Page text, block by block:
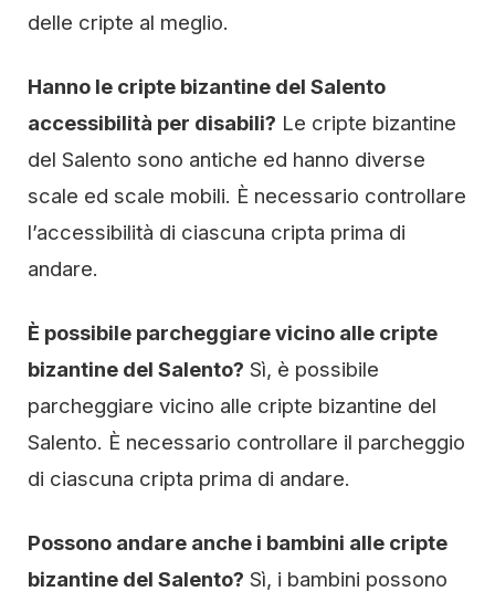
delle cripte al meglio.
Hanno le cripte bizantine del Salento
accessibilità per disabili? Le cripte bizantine
del Salento sono antiche ed hanno diverse
scale ed scale mobili. È necessario controllare
l’accessibilità di ciascuna cripta prima di
andare.
È possibile parcheggiare vicino alle cripte
bizantine del Salento? Sì, è possibile
parcheggiare vicino alle cripte bizantine del
Salento. È necessario controllare il parcheggio
di ciascuna cripta prima di andare.
Possono andare anche i bambini alle cripte
bizantine del Salento? Sì, i bambini possono